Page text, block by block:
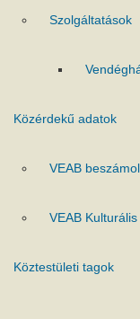
Szolgáltatások
Közérdekű adatok
VEAB
VEAB
Köztestületi tagok